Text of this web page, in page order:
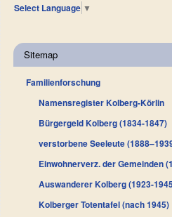
Select Language ▼
Sitemap
Familienforschung
Namensregister Kolberg-Körlin
Bürgergeld Kolberg (1834-1847)
verstorbene Seeleute
Einwohnerverz. der Gemeinden
Auswanderer Kolberg (1923-
Kolberger Totentafel (nach 1945)